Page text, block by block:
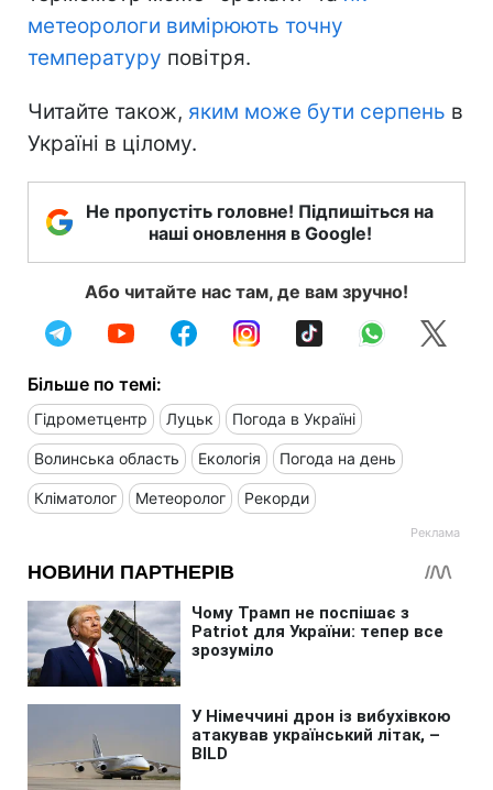
метеорологи вимірюють точну
температуру повітря.
Читайте також, яким може бути серпень в
Україні в цілому.
Не пропустіть головне! Підпишіться на
наші оновлення в Google!
Або читайте нас там, де вам зручно!
Більше по темі:
Гідрометцентр Луцьк Погода в Україні
Волинська область Екологія Погода на день
Кліматолог Метеоролог Рекорди